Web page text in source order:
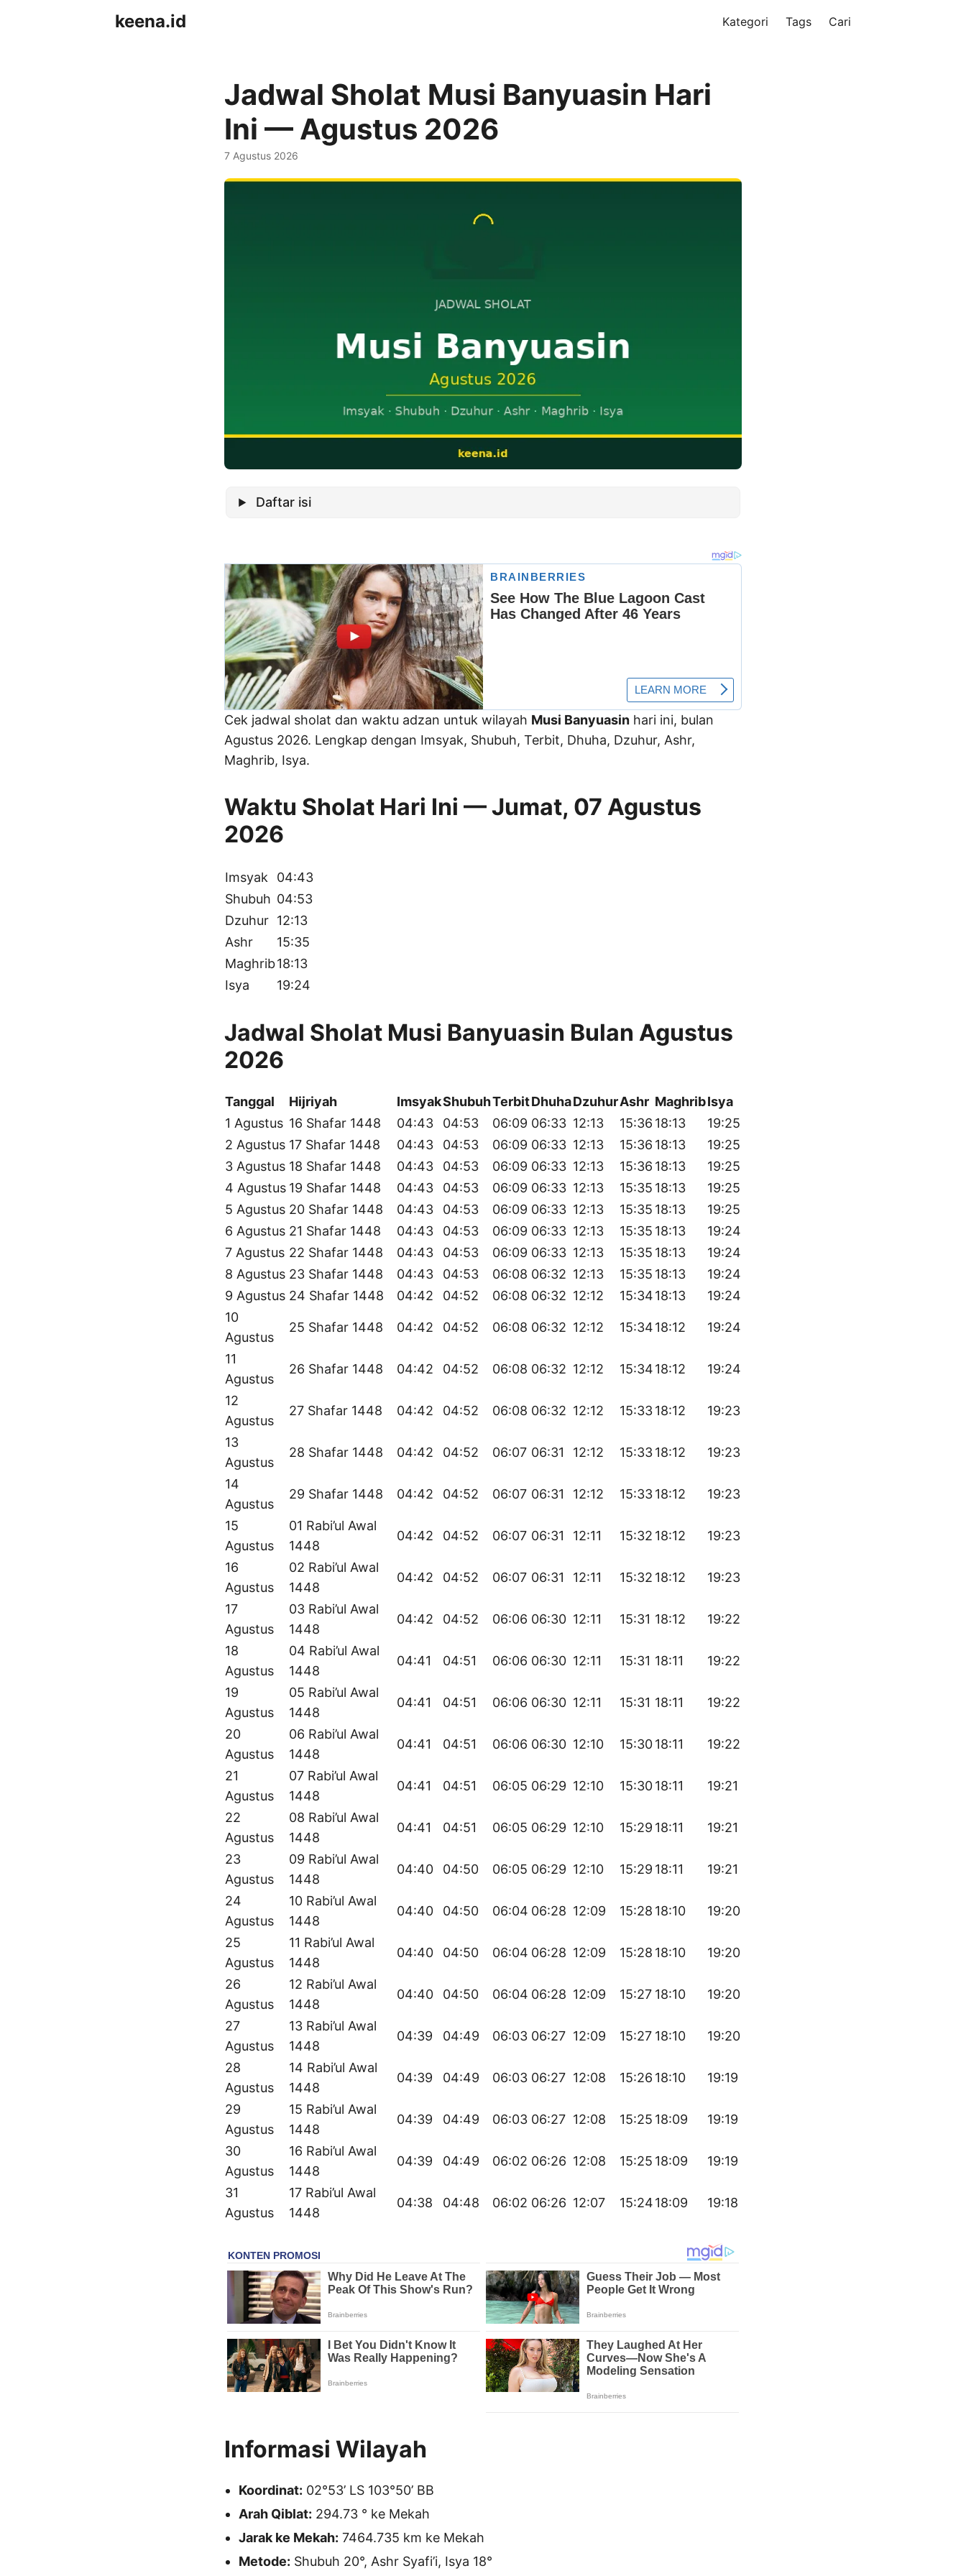
keena.id Kategori Tags Cari
Jadwal Sholat Musi Banyuasin Hari
Ini — Agustus 2026
7 Agustus 2026
Daftar isi
Cek jadwal sholat dan waktu adzan untuk wilayah Musi Banyuasin hari ini, bulan
Agustus 2026. Lengkap dengan Imsyak, Shubuh, Terbit, Dhuha, Dzuhur, Ashr,
Maghrib, Isya.
Waktu Sholat Hari Ini — Jumat, 07 Agustus
2026
Imsyak
04:43
Shubuh 04:53
Dzuhur 12:13
Ashr
15:35
Maghrib18:13
Isya
19:24
Jadwal Sholat Musi Banyuasin Bulan Agustus
2026
Tanggal Hijriyah ImsyakShubuhTerbitDhuhaDzuhurAshr MaghribIsya
1 Agustus 16 Shafar 1448 04:43 04:53 06:09 06:33 12:13 15:36 18:13
19:25
2 Agustus 17 Shafar 1448 04:43 04:53 06:09 06:33 12:13 15:36 18:13
19:25
3 Agustus 18 Shafar 1448 04:43 04:53 06:09 06:33 12:13 15:36 18:13
19:25
4 Agustus 19 Shafar 1448 04:43 04:53 06:09 06:33 12:13 15:35 18:13
19:25
5 Agustus 20 Shafar 1448 04:43 04:53 06:09 06:33 12:13 15:35 18:13
19:25
6 Agustus 21 Shafar 1448 04:43 04:53 06:09 06:33 12:13 15:35 18:13
19:24
7 Agustus 22 Shafar 1448 04:43 04:53 06:09 06:33 12:13 15:35 18:13
19:24
8 Agustus 23 Shafar 1448 04:43 04:53 06:08 06:32 12:13 15:35 18:13
19:24
9 Agustus 24 Shafar 1448 04:42 04:52 06:08 06:32 12:12 15:3418:13
19:24
10
Agustus
25 Shafar 1448 04:42 04:52 06:08 06:32 12:12 15:3418:12 19:24
11
Agustus
26 Shafar 1448 04:42 04:52 06:08 06:32 12:12 15:3418:12 19:24
12
Agustus
27 Shafar 1448 04:42 04:52 06:08 06:32 12:12 15:3318:12 19:23
13
Agustus
28 Shafar 1448 04:42 04:52 06:07 06:31 12:12 15:3318:12 19:23
14
Agustus
29 Shafar 1448 04:42 04:52 06:07 06:31 12:12 15:3318:12 19:23
15
Agustus
01 Rabi’ul Awal
1448
04:42 04:52 06:07 06:31 12:11 15:32 18:12 19:23
16
Agustus
02 Rabi’ul Awal
1448
04:42 04:52 06:07 06:31 12:11 15:32 18:12 19:23
17
Agustus
03 Rabi’ul Awal
1448
04:42 04:52 06:06 06:30 12:11 15:31 18:12 19:22
18
Agustus
04 Rabi’ul Awal
1448
04:41 04:51 06:06 06:30 12:11 15:31 18:11 19:22
19
Agustus
05 Rabi’ul Awal
1448
04:41 04:51 06:06 06:30 12:11 15:31 18:11 19:22
20
Agustus
06 Rabi’ul Awal
1448
04:41 04:51 06:06 06:30 12:10 15:3018:11 19:22
21
Agustus
07 Rabi’ul Awal
1448
04:41 04:51 06:05 06:29 12:10 15:3018:11 19:21
22
Agustus
08 Rabi’ul Awal
1448
04:41 04:51 06:05 06:29 12:10 15:29 18:11 19:21
23
Agustus
09 Rabi’ul Awal
1448
04:40 04:50 06:05 06:29 12:10 15:29 18:11 19:21
24
Agustus
10 Rabi’ul Awal
1448
04:40 04:50 06:04 06:28 12:09 15:28 18:10 19:20
25
Agustus
11 Rabi’ul Awal
1448
04:40 04:50 06:04 06:28 12:09 15:28 18:10 19:20
26
Agustus
12 Rabi’ul Awal
1448
04:40 04:50 06:04 06:28 12:09 15:27 18:10 19:20
27
Agustus
13 Rabi’ul Awal
1448
04:39 04:49 06:03 06:27 12:09 15:27 18:10 19:20
28
Agustus
14 Rabi’ul Awal
1448
04:39 04:49 06:03 06:27 12:08 15:26 18:10 19:19
29
Agustus
15 Rabi’ul Awal
1448
04:39 04:49 06:03 06:27 12:08 15:25 18:09 19:19
30
Agustus
16 Rabi’ul Awal
1448
04:39 04:49 06:02 06:26 12:08 15:25 18:09 19:19
31
Agustus
17 Rabi’ul Awal
1448
04:38 04:48 06:02 06:26 12:07 15:2418:09 19:18
Informasi Wilayah
Koordinat: 02°53’ LS 103°50’ BB
Arah Qiblat: 294.73 ° ke Mekah
Jarak ke Mekah: 7464.735 km ke Mekah
Metode: Shubuh 20°, Ashr Syafi’i, Isya 18°